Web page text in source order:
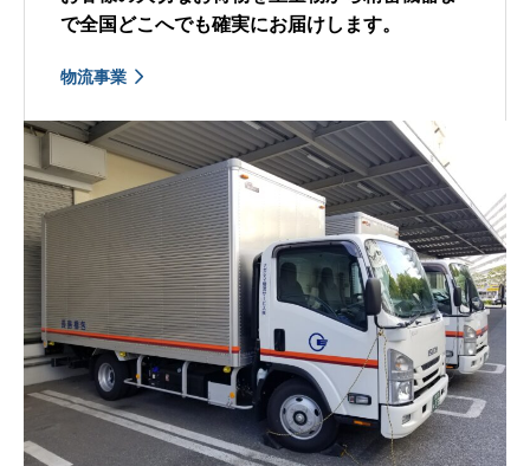
で全国どこへでも確実にお届けします。
物流事業